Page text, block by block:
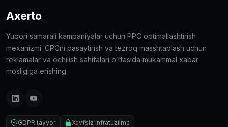
Axerto
Yuqori samarali kampaniyalar uchun PPC optimallashtirish
mexanizmi. CPCni pasaytirish va tezroq masshtablash uchun
reklamalar va ochilish sahifalari oʻrtasida mukammal xabar
mosligiga erishing.
GDPR tayyor Xavfsiz infratuzilma